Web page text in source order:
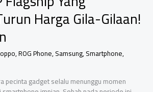
Harga Gila-Gilaan!
oppo,ROG Phone,Samsung,Smartphone,
pecinta gadget selalu menunggu momen